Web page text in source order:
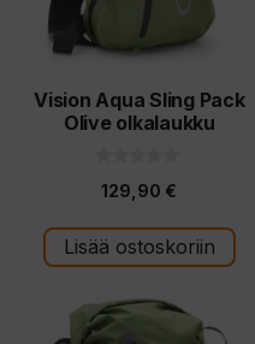
Vision Aqua Sling Pack
Olive olkalaukku
s
t
ä
129,90 €
Lisää ostoskoriin